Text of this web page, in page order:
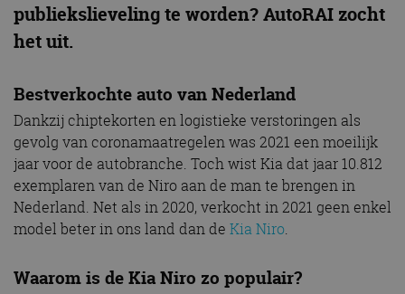
publiekslieveling te worden? AutoRAI zocht
het uit.
Bestverkochte auto van Nederland
Dankzij chiptekorten en logistieke verstoringen als
gevolg van coronamaatregelen was 2021 een moeilijk
jaar voor de autobranche. Toch wist Kia dat jaar 10.812
exemplaren van de Niro aan de man te brengen in
Nederland. Net als in 2020, verkocht in 2021 geen enkel
model beter in ons land dan de Kia Niro.
Waarom is de Kia Niro zo populair?